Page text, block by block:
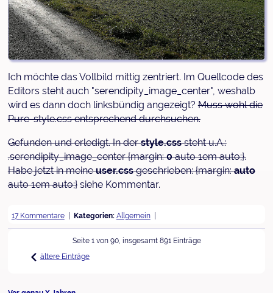
Ich möchte das Vollbild mittig zentriert. Im Quellcode des
Editors steht auch "serendipity_image_center", weshalb
wird es dann doch linksbündig angezeigt?Muss wohl die
Pure-style.css entsprechend durchsuchen.
Gefunden und erledigt. In derstyle.csssteht u.A.:
.serendipity_image_center {margin:0auto 1em auto;}.
Habe jetzt in meineuser.cssgeschrieben: {margin:auto
auto 1em auto;}siehe Kommentar.
17 Kommentare Kategorien: Allgemein
Seite 1 von 90, insgesamt 891 Einträge
ältere Einträge